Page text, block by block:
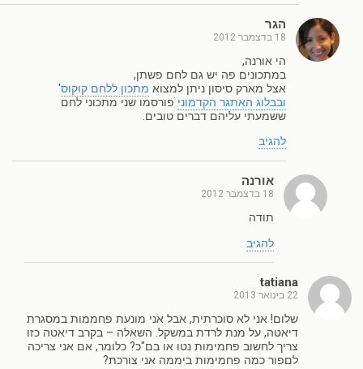
הגר
18 בדצמבר 2012
הי אורנה,
במתכונים פה יש גם לחם פשתן,
אצל מארק סיסון ניתן למצוא מתכון ללחם קוקוס'
ובבלוג האתגר הקדמוני פורסמו שני מתכוני לחם
ששמעתי עליהם דברים טובים.
להגיב
אורנה
18 בדצמבר 2012
תודה
להגיב
tatiana
22 בינואר 2013
שלום! אני לא סוכרתית, אבל אני מונעת פחממות במסגרת
דיאטה, על מנת לרדת במשקל. השאלה – בקרב דיאטה כזו
צריך לחשוב פחמימות נטו או בם"כ? כלומר, אם אני צריכה
לםפור כמה פחמימות ביממה אני צורכת?